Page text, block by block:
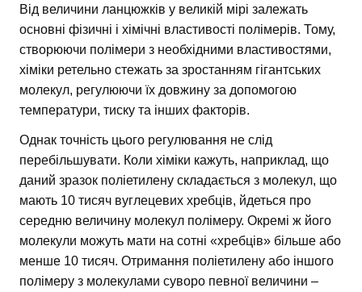
Від величини ланцюжків у великій мірі залежать
основні фізичні і хімічні властивості полімерів. Тому,
створюючи полімери з необхідними властивостями,
хіміки ретельно стежать за зростанням гігантських
молекул, регулюючи їх довжину за допомогою
температури, тиску та інших факторів.
Однак точність цього регулювання не слід
перебільшувати. Коли хіміки кажуть, наприклад, що
даний зразок поліетилену складається з молекул, що
мають 10 тисяч вуглецевих хребців, йдеться про
середню величину молекул полімеру. Окремі ж його
молекули можуть мати на сотні «хребців» більше або
менше 10 тисяч. Отримання поліетилену або іншого
полімеру з молекулами суворо певної величини –